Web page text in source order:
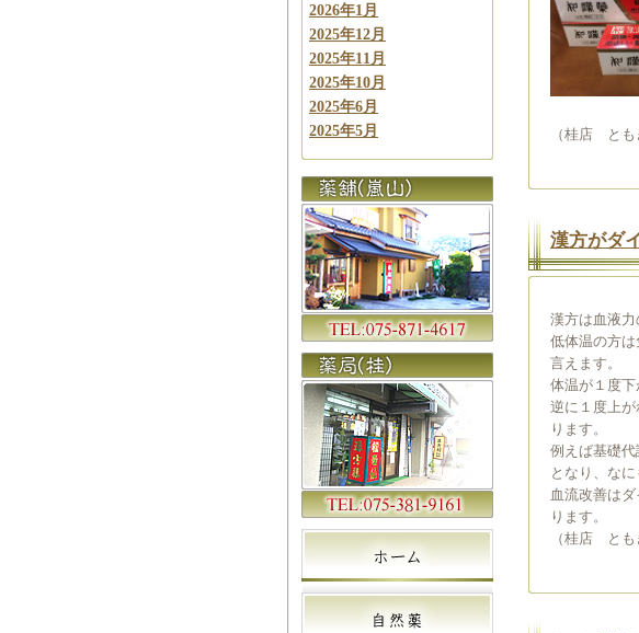
（桂店 とも
漢方がダ
漢方は血液力
低体温の方
言えます。
体温が１度下
逆に１度上
ります。
例えば基礎
となり、な
血流改善は
ります。
（桂店 とも
2026年1月
2025年12月
2025年11月
2025年10月
2025年6月
2025年5月